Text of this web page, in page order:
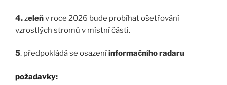
4.zeleňv roce 2026 bude probíhat ošetřování
vzrostlých stromů v místní části.
5. předpokládá se osazeníinformačního radaru
požadavky: